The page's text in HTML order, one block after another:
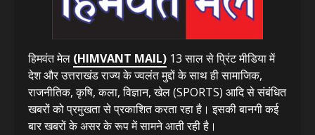
हिमवंत मेल (HIMVANT MAIL) 13 साल से प्रिंट मीडिया में
देश और उत्तराखंड राज्य के ज्वलंत मुद्दों के साथ ही सामाजिक,
राजनीतिक, कृषि, कला, विज्ञान, खेल (SPORTS) आदि से संबंधित
खबरों को प्रमुखता से प्रकाशित करता रहा है। इसकी बानगी कई
बार खबरों के असर के रूप में सामने आती रही है।